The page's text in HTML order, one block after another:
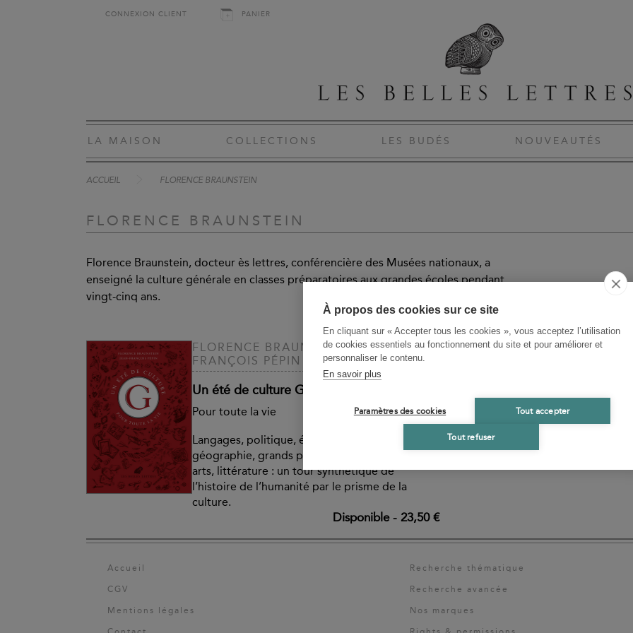
À propos des cookies sur ce site
En cliquant sur « Accepter tous les cookies », vous acceptez l’utilisation
de cookies essentiels au fonctionnement du site et pour améliorer et
personnaliser le contenu.
En savoir plus
Paramètres des cookies Tout accepter
Tout refuser
CONNEXION CLIENT PANIER
LA MAISON COLLECTIONS LES BUDÉS NOUVEAUTÉS
ACCUEIL FLORENCE BRAUNSTEIN
FLORENCE BRAUNSTEIN
Florence Braunstein, docteur ès lettres, conférencière des Musées nationaux, a
enseigné la culture générale en classes préparatoires aux grandes écoles pendant
vingt-cinq ans.
FLORENCE BRAUNSTEIN, JEAN-
FRANÇOIS PÉPIN
Un été de culture G
Pour toute la vie
Langages, politique, économie, histoire,
géographie, grands personnages, monuments,
arts, littérature : un tour synthétique de
l’histoire de l’humanité par le prisme de la
culture.
Disponible- 23,50 €
Accueil
CGV
Mentions légales
Recherche thématique
Recherche avancée
Nos marques